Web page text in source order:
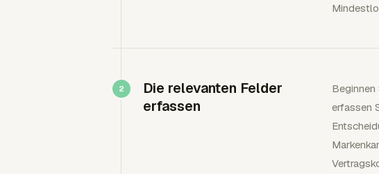
Die relevanten Felder
erfassen
erfassen